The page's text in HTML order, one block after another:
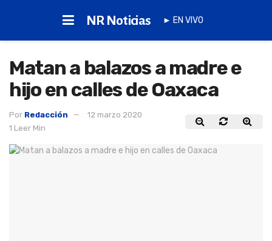
NR Noticias ► EN VIVO
Matan a balazos a madre e
hijo en calles de Oaxaca
Por Redacción
12 marzo 2020
1 Leer Min